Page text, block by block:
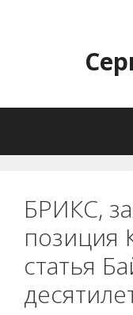
содержимому
БРИКС,
позиция
статья